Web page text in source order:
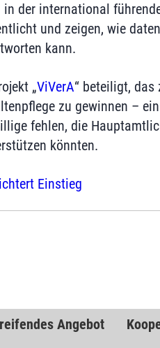
in der international
und zeigen, wie
kann.
„ViVerA“ beteiligt, das
zu gewinnen –
fehlen, die
könnten.
Einstieg
Angebot